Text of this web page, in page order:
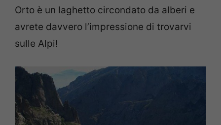
Orto è un laghetto circondato da alberi e
avrete davvero l’impressione di trovarvi
sulle Alpi!